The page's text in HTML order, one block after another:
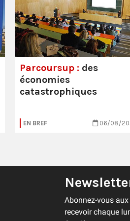
Parcoursup : des
économies
catastrophiques
EN BREF 06/08/
Abonnez-vous
recevoir chaque